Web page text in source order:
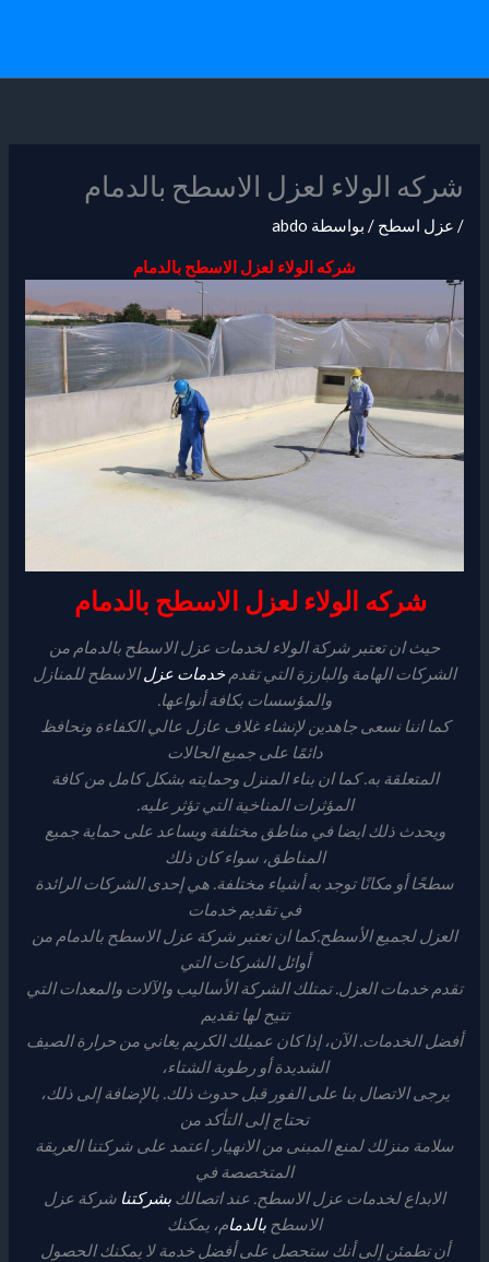
شركه الولاء لعزل الاسطح بالدمام
/ عزل اسطح / بواسطة abdo
شركه الولاء لعزل الاسطح بالدمام
شركه الولاء لعزل الاسطح بالدمام
حيث ان تعتبر شركة الولاء لخدمات عزل الاسطح بالدمام من
الشركات الهامة والبارزة التي تقدمخدمات عزلالاسطح للمنازل
والمؤسسات بكافة أنواعها.
كما اننا نسعى جاهدين لإنشاء غلاف عازل عالي الكفاءة ونحافظ
دائمًا على جميع الحالات
المتعلقة به. كما ان بناء المنزل وحمايته بشكل كامل من كافة
المؤثرات المناخية التي تؤثر عليه.
ويحدث ذلك ايضا في مناطق مختلفة ويساعد على حماية جميع
المناطق، سواء كان ذلك
سطحًا أو مكانًا توجد به أشياء مختلفة. هي إحدى الشركات الرائدة
في تقديم خدمات
العزل لجميع الأسطح.كما ان تعتبر شركة عزل الاسطح بالدمام من
أوائل الشركات التي
تقدم خدمات العزل. تمتلك الشركة الأساليب والآلات والمعدات التي
تتيح لها تقديم
أفضل الخدمات. الآن، إذا كان عميلك الكريم يعاني من حرارة الصيف
الشديدة أو رطوبة الشتاء،
يرجى الاتصال بنا على الفور قبل حدوث ذلك. بالإضافة إلى ذلك،
تحتاج إلى التأكد من
سلامة منزلك لمنع المبنى من الانهيار. اعتمد على شركتنا العريقة
المتخصصة في
الابداع لخدمات عزل الاسطح. عند اتصالك بشركتنا شركة عزل
الاسطح بالدمام، يمكنك
أن تطمئن إلى أنك ستحصل على أفضل خدمة لا يمكنك الحصول